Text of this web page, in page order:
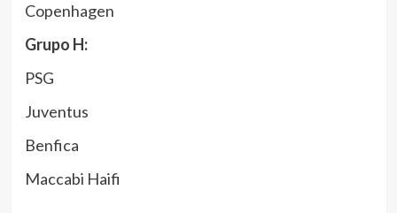
Copenhagen
Grupo H:
PSG
Juventus
Benfica
Maccabi Haifi